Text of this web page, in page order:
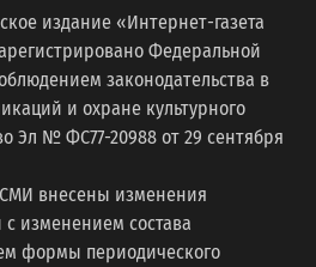
издание «Интернет-газета
Федеральной
законодательства в
и охране культурного
Эл № ФС77-20988 от 29 сентября
внесены изменения
изменением состава
формы периодического